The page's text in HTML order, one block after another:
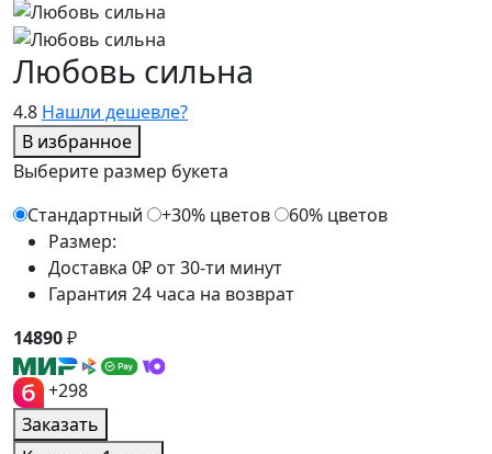
4.8 Нашли дешевле?
В избранное
Любовь сильна
Выберите размер букета
Стандартный
+30% цветов
60% цветов
Размер:
Доставка 0₽ от 30-ти минут
Гарантия 24 часа на возврат
14890₽
+298
Заказать